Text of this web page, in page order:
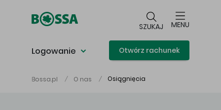
SZUKAJ MENU
Logowanie Otwórz rachunek
Bossa.pl O nas Osiągnięcia